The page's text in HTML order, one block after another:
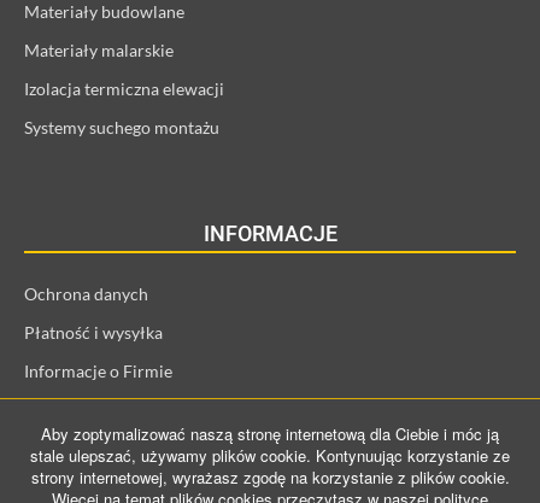
Materiały budowlane
Materiały malarskie
Izolacja termiczna elewacji
Systemy suchego montażu
INFORMACJE
Ochrona danych
Płatność i wysyłka
Informacje o Firmie
Prawo odstąpienia od umowy
Aby zoptymalizować naszą stronę internetową dla Ciebie i móc ją
stale ulepszać, używamy plików cookie. Kontynuując korzystanie ze
strony internetowej, wyrażasz zgodę na korzystanie z plików cookie.